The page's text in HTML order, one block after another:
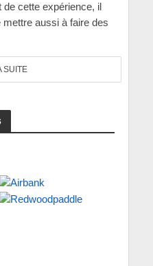
cette expérience, il
aussi à faire des
SUITE